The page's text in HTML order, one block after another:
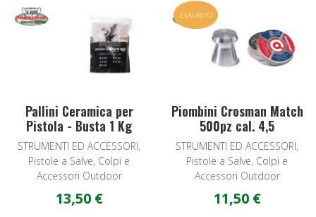
Add to Wishlist
Pallini Ceramica per
Pistola - Busta 1 Kg
STRUMENTI ED ACCESSORI,
Pistole a Salve, Colpi e
Accessori Outdoor
13,50 €
ESAURITO
Piombini Crosman Match
500pz cal. 4,5
STRUMENTI ED ACCESSORI,
Pistole a Salve, Colpi e
Accessori Outdoor
11,50 €